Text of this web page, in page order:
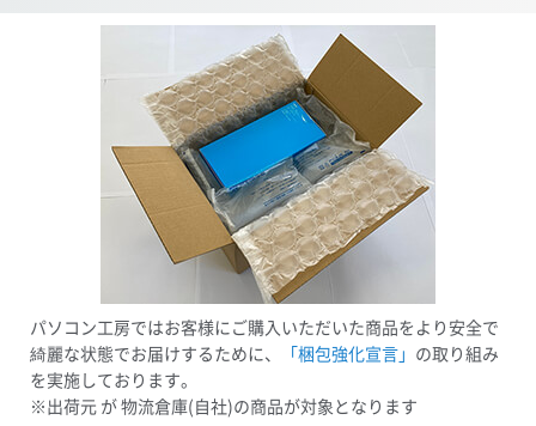
パソコン工房ではお客様にご購入いただいた商品をより安全で
綺麗な状態でお届けするために、
「梱包強化宣言」 の取り組み
を実施しております。
※出荷元 が 物流倉庫(自社)の商品が対象となります